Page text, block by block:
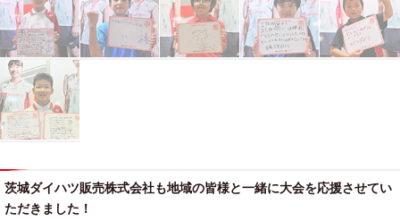
茨城ダイハツ販売株式会社も地域の皆様と一緒に大会を応援させてい
ただきました！